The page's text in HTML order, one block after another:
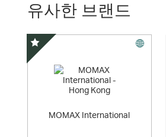
유사한 브랜드
MOMAX International
스페셜 오퍼